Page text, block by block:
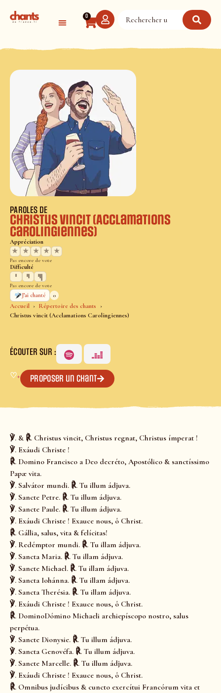
0
Accueil
Répertoire des chants
Christus vincit (Acclamations Carolingiennes)
PAROLES DE
Christus vincit (Acclamations
Carolingiennes)
Appréciation
★
★ ★ ★ ★
Pas encore de vote
Difficulté
Pas encore de vote
J’ai chanté
0
ÉCOUTER SUR :
♡+ Proposer un chant
℣. & ℟. Christus vincit, Christus regnat, Christus ímperat !
℣. Exáudi Christe !
℟. Domino Francisco a Deo decréto, Apostólico & sanctíssimo
Papæ vita.
℣. Salvátor mundi. ℟. Tu illum ádjuva.
℣. Sancte Petre. ℟. Tu illum ádjuva.
℣. Sancte Paule. ℟. Tu illum ádjuva.
℣. Exáudi Christe ! Exauce nous, ô Christ.
℟. Gállia, salus, vita & felícitas!
℣. Redémptor mundi. ℟. Tu illam ádjuva.
℣. Sancta Maria. ℟. Tu illam ádjuva.
℣. Sancte Michael. ℟. Tu illam ádjuva.
℣. Sancta Iohánna. ℟. Tu illam ádjuva.
℣. Sancta Therésia. ℟. Tu illam ádjuva.
℣. Exáudi Christe ! Exauce nous, ô Christ.
℟. DominoDómino Michaeli archiepíscopo nostro, salus
perpétua.
℣. Sancte Dionysie. ℟. Tu illum ádjuva.
℣. Sancta Genovéfa. ℟. Tu illum ádjuva.
℣. Sancte Marcelle. ℟. Tu illum ádjuva.
℣. Exáudi Christe ! Exauce nous, ô Christ.
℟. Omnibus judícibus & cuncto exercítui Francórum vita et